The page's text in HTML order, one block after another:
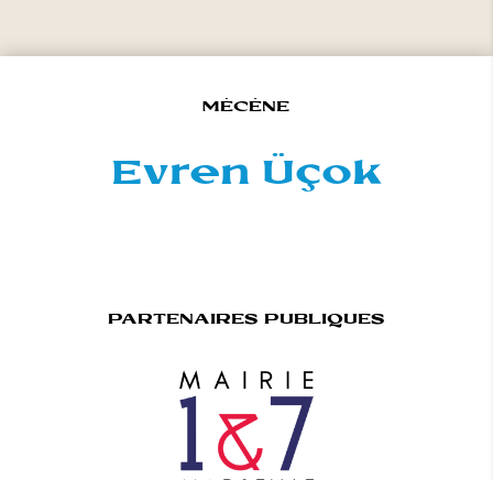
MÉCÈNE
Evren Üçok
PARTENAIRES PUBLIQUES